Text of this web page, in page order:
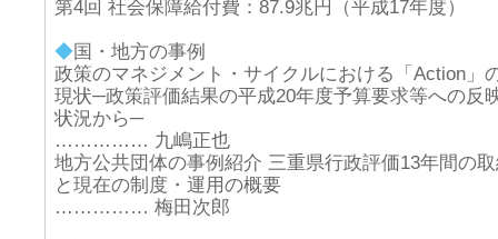
第4回 社会保障給付費：87.9兆円（平成17年度）
◆国・地方の事例
政策のマネジメント・サイクルにおける「Action」
現状─政策評価結果の平成20年度予算要求等への反
状況から─
…………… 九嶋正也
地方公共団体の事例紹介 三重県行政評価13年間の
と現在の制度・運用の概要
…………… 梅田次郎